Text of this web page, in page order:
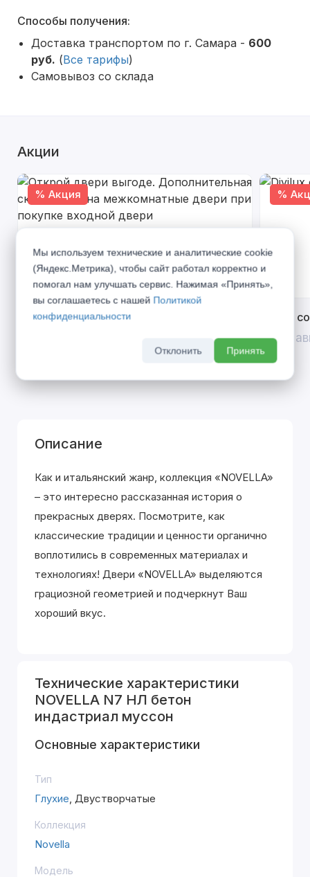
Способы получения:
Доставка транспортом по г. Самара - 600
руб. (Все тарифы)
Самовывоз со склада
Акции
% Акция
Открой двери выгоде. Дополнительная
%
Divilux
До 31
Описание
Как и итальянский жанр, коллекция «NOVELLA»
– это интересно рассказанная история о
прекрасных дверях. Посмотрите, как
классические традиции и ценности органично
воплотились в современных материалах и
технологиях! Двери «NOVELLA» выделяютcя
грациозной геометрией и подчеркнут Ваш
хороший вкус.
Технические характеристики
NOVELLA N7 НЛ бетон
индастриал муссон
Основные характеристики
Тип
Глухие, Двустворчатые
Коллекция
Novella
Модель
Мы используем технические и аналитические cookie
(Яндекс.Метрика), чтобы сайт работал корректно и
помогал нам улучшать сервис. Нажимая «Принять»,
вы соглашаетесь с нашей Политикой
конфиденциальности
Отклонить Принять